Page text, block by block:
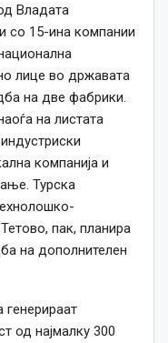
Владата
со 15-ина компании
лице во државата
на две фабрики.
на листата
компанија и
Турска
пак, планира
на дополнителен
генерираат
од најмалку 300